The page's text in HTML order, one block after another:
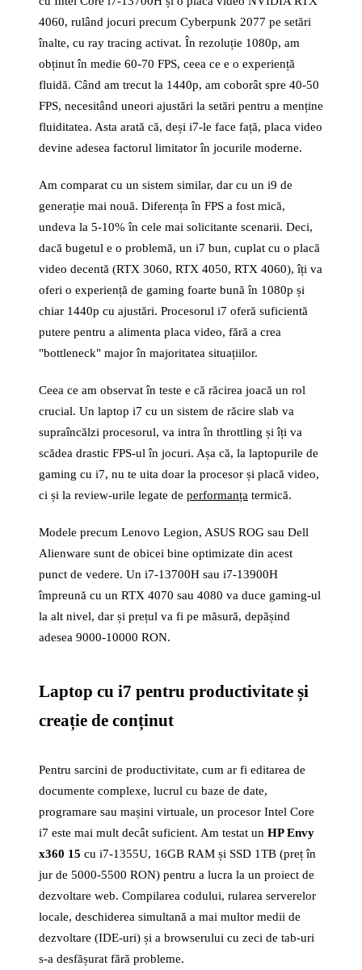
4060, rulând jocuri precum Cyberpunk 2077 pe setări
înalte, cu ray tracing activat. În rezoluție 1080p, am
obținut în medie 60-70 FPS, ceea ce e o experiență
fluidă. Când am trecut la 1440p, am coborât spre 40-50
FPS, necesitând uneori ajustări la setări pentru a menține
fluiditatea. Asta arată că, deși i7-le face față, placa video
devine adesea factorul limitator în jocurile moderne.
Am comparat cu un sistem similar, dar cu un i9 de
generație mai nouă. Diferența în FPS a fost mică,
undeva la 5-10% în cele mai solicitante scenarii. Deci,
dacă bugetul e o problemă, un i7 bun, cuplat cu o placă
video decentă (RTX 3060, RTX 4050, RTX 4060), îți va
oferi o experiență de gaming foarte bună în 1080p și
chiar 1440p cu ajustări. Procesorul i7 oferă suficientă
putere pentru a alimenta placa video, fără a crea
"bottleneck" major în majoritatea situațiilor.
Ceea ce am observat în teste e că răcirea joacă un rol
crucial. Un laptop i7 cu un sistem de răcire slab va
supraîncălzi procesorul, va intra în throttling și îți va
scădea drastic FPS-ul în jocuri. Așa că, la laptopurile de
gaming cu i7, nu te uita doar la procesor și placă video,
ci și la review-urile legate de performanța termică.
Modele precum Lenovo Legion, ASUS ROG sau Dell
Alienware sunt de obicei bine optimizate din acest
punct de vedere. Un i7-13700H sau i7-13900H
împreună cu un RTX 4070 sau 4080 va duce gaming-ul
la alt nivel, dar și prețul va fi pe măsură, depășind
adesea 9000-10000 RON.
Laptop cu i7 pentru productivitate și
creație de conținut
Pentru sarcini de productivitate, cum ar fi editarea de
documente complexe, lucrul cu baze de date,
programare sau mașini virtuale, un procesor Intel Core
i7 este mai mult decât suficient. Am testat un HP Envy
x360 15 cu i7-1355U, 16GB RAM și SSD 1TB (preț în
jur de 5000-5500 RON) pentru a lucra la un proiect de
dezvoltare web. Compilarea codului, rularea serverelor
locale, deschiderea simultană a mai multor medii de
dezvoltare (IDE-uri) și a browserului cu zeci de tab-uri
s-a desfășurat fără probleme.